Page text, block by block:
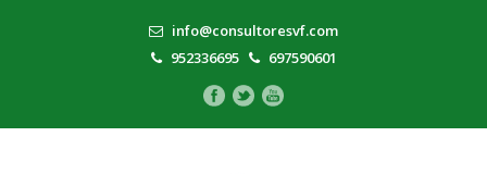
info@consultoresvf.com
952336695
697590601